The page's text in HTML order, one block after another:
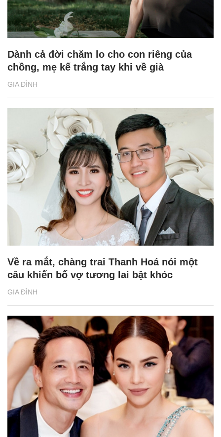
GIA ĐÌNH
Dành cả đời chăm lo cho con riêng của
chồng, mẹ kế trắng tay khi về già
GIA ĐÌNH
Về ra mắt, chàng trai Thanh Hoá nói một
câu khiến bố vợ tương lai bật khóc